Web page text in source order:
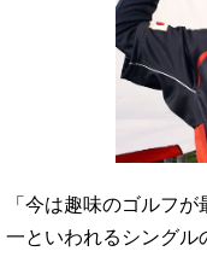
「今は趣味のゴルフ
一といわれるシングル